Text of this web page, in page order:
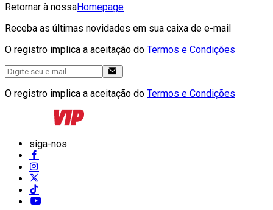
Retornar à nossaHomepage
Receba as últimas novidades em sua caixa de e-mail
O registro implica a aceitação do Termos e Condições
O registro implica a aceitação do Termos e Condições
siga-nos